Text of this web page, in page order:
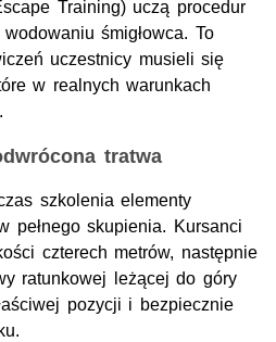
Training) uczą procedur
śmigłowca. To
uczestnicy musieli się
w realnych warunkach
tratwa
szkolenia elementy
pełnego skupienia. Kursanci
czterech metrów, następnie
ratunkowej leżącej do góry
pozycji i bezpiecznie